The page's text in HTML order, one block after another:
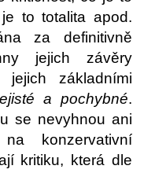
to totalita apod.
za definitivně
jejich závěry
základními
a pochybné.
se nevyhnou ani
konzervativní
kritiku, která dle